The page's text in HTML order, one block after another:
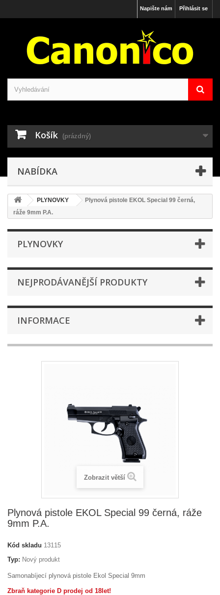
Přihlásit se
Napište nám
Košík (prázdný)
NABÍDKA
PLYNOVKY
Plynová pistole EKOL Special 99 černá,
ráže 9mm P.A.
PLYNOVKY
NEJPRODÁVANĚJŠÍ PRODUKTY
INFORMACE
Zobrazit větší
Plynová pistole EKOL Special 99 černá, ráže
9mm P.A.
Kód skladu 13115
Typ: Nový produkt
Samonabíjecí plynová pistole Ekol Special 9mm
Zbraň kategorie D prodej od 18let!